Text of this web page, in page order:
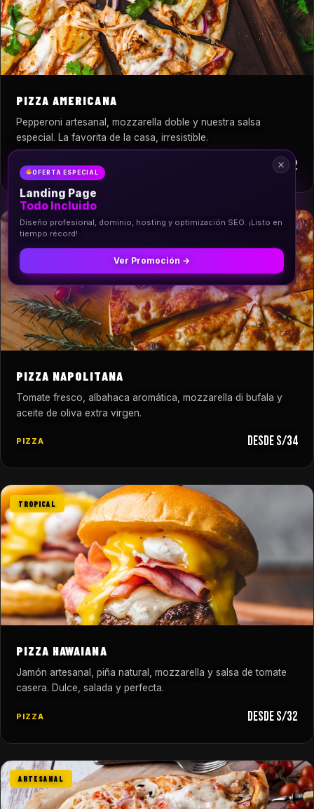
PIZZA AMERICANA
Pepperoni artesanal, mozzarella doble y nuestra salsa
especial. La favorita de la casa, irresistible.
PIZZA desde S/32
FAVORITA
PIZZA NAPOLITANA
Tomate fresco, albahaca aromática, mozzarella di bufala y
aceite de oliva extra virgen.
PIZZA desde S/34
TROPICAL
PIZZA HAWAIANA
Jamón artesanal, piña natural, mozzarella y salsa de tomate
casera. Dulce, salada y perfecta.
PIZZA desde S/32
ARTESANAL
OFERTA ESPECIAL
Landing Page
Todo Incluido
Diseño profesional, dominio, hosting y optimización SEO. ¡Listo en
tiempo récord!
Ver Promoción →